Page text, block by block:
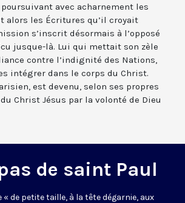
avec acharnement les
alors les Écritures qu’il croyait
s’inscrit désormais à l’opposé
jusque-là. Lui qui mettait son zèle
contre l’indignité des Nations,
intégrer dans le corps du Christ.
est devenu, selon ses propres
Christ Jésus par la volonté de Dieu
de saint Paul
de petite taille, à la tête dégarnie, aux